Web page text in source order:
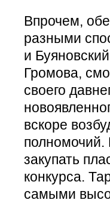
Впрочем,
разными
и
Громова,
своего
вскоре
полномочий.
закупать
конкурса.
самыми